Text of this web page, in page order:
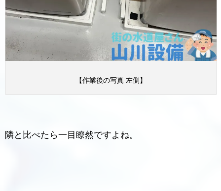
【作業後の写真 左側】
隣と比べたら一目瞭然ですよね。